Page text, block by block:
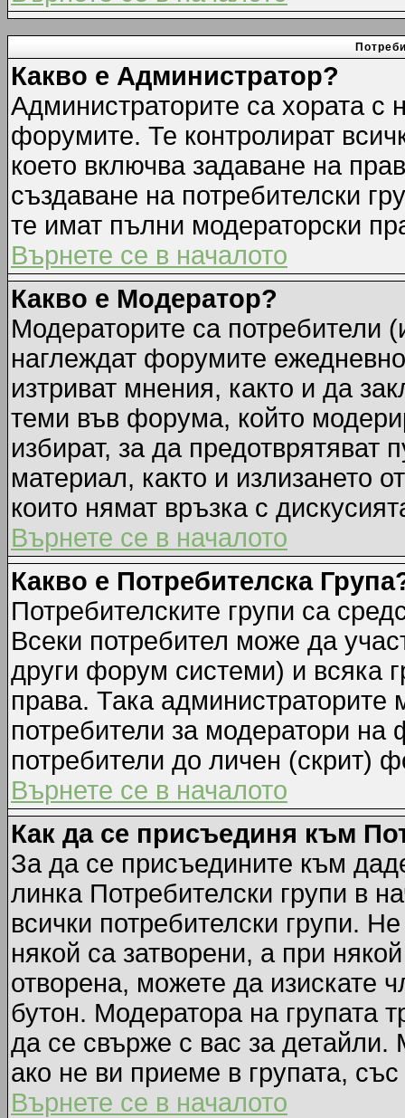
Какво е Администратор?
Администраторите са хората с
форумите. Те контролират
което включва задаване на
създаване на потребителски
те имат пълни модераторски
Върнете се в началото
Какво е Модератор?
Модераторите са потребители
наглеждат форумите
изтриват мнения, както и да
теми във форума, който
избират, за да предотврятяват
материал, както и излизането
които нямат връзка с
Върнете се в началото
Какво е Потребителска
Потребителските групи са
Всеки потребител може да
други форум системи) и всяка
права. Така администраторите
потребители за модератори
потребители до личен (скрит)
Върнете се в началото
Как да се присъединя към
За да се присъедините към
линка Потребителски групи в
всички потребителски групи.
някой са затворени, а при
отворена, можете да изискате
бутон. Модератора на групата
да се свърже с вас за
ако не ви приеме в групата,
Върнете се в началото